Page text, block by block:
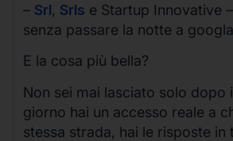
– Srl, Srls e Startup Innovative
senza passare la notte a
E la cosa più bella?
Non sei mai lasciato solo dopo
giorno hai un accesso reale a
stessa strada, hai le risposte in